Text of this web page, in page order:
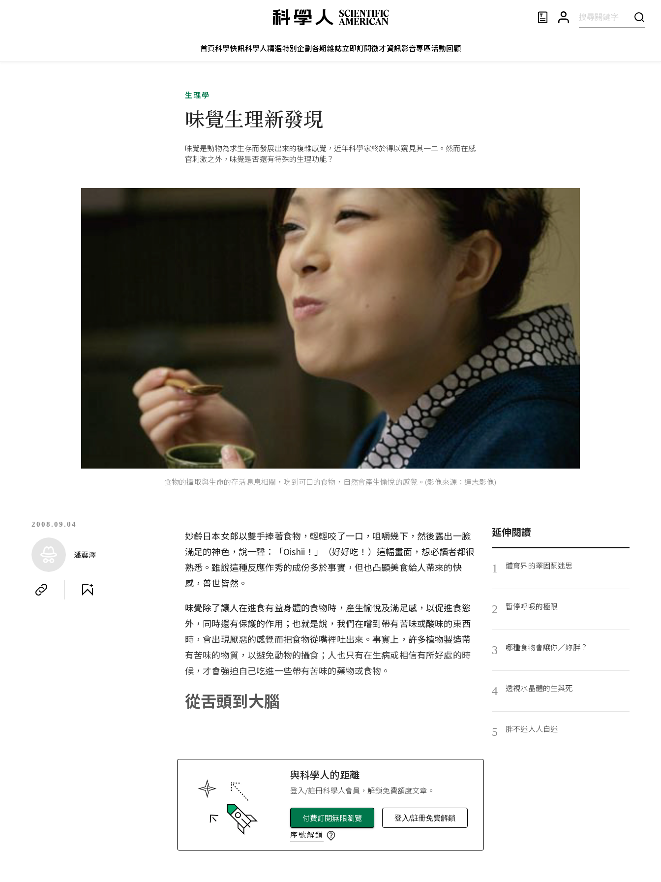
首頁科學快訊科學人精選特別企劃各期雜誌立即訂閱徵才資訊影音專區活動回顧
生理學
味覺生理新發現
味覺是動物為求生存而發展出來的複雜感覺，近年科學家終於得以窺見其一二。然而在感
官刺激之外，味覺是否還有特殊的生理功能？
食物的攝取與生命的存活息息相關，吃到可口的食物，自然會產生愉悅的感覺。(影像來源：達志影像)
2008.09.04
潘震澤
妙齡日本女郎以雙手捧著食物，輕輕咬了一口，咀嚼幾下，然後露出一臉
滿足的神色，說一聲：「Oishii！」（好好吃！）這幅畫面，想必讀者都很
熟悉。雖說這種反應作秀的成份多於事實，但也凸顯美食給人帶來的快
感，普世皆然。
味覺除了讓人在進食有益身體的食物時，產生愉悅及滿足感，以促進食慾
外，同時還有保護的作用；也就是說，我們在嚐到帶有苦味或酸味的東西
時，會出現厭惡的感覺而把食物從嘴裡吐出來。事實上，許多植物製造帶
有苦味的物質，以避免動物的攝食；人也只有在生病或相信有所好處的時
候，才會強迫自己吃進一些帶有苦味的藥物或食物。
從舌頭到大腦
延伸閱讀
1 體育界的睪固酮迷思
2 暫停呼吸的極限
3 哪種食物會讓你／妳胖？
4 透視水晶體的生與死
5 胖不迷人人自迷
與科學人的距離
登入/註冊科學人會員，解鎖免費額度文章。
付費訂閱無限瀏覽 登入/註冊免費解鎖
序號解鎖